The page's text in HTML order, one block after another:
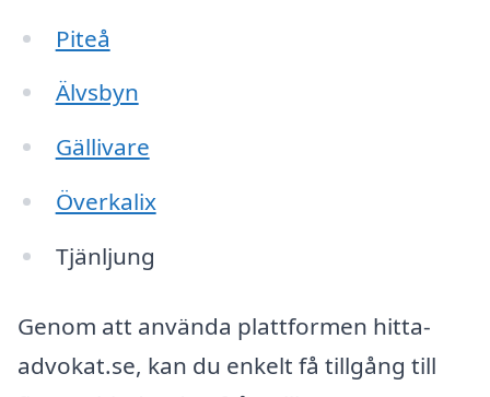
Piteå
Älvsbyn
Gällivare
Överkalix
Tjänljung
Genom att använda plattformen hitta-
advokat.se, kan du enkelt få tillgång till